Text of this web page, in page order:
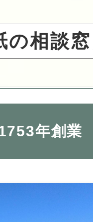
相談
年創業